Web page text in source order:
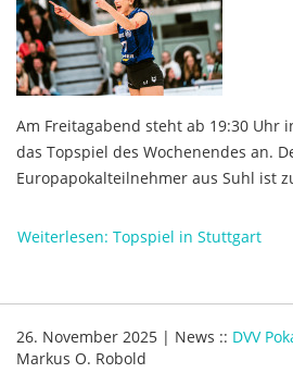
Am Freitagabend steht ab 19:30 Uhr
das Topspiel des Wochenendes an.
Europapokalteilnehmer aus Suhl ist
Weiterlesen: Topspiel in Stuttgart
26. November 2025 | News :: DVV
Markus O. Robold